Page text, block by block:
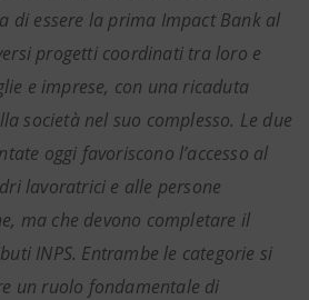
di essere la prima Impact Bank al
progetti coordinati tra loro e
e imprese, con una ricaduta
società nel suo complesso. Le due
oggi favoriscono l’accesso al
lavoratrici e alle persone
ma che devono completare il
INPS. Entrambe le categorie si
un ruolo fondamentale di